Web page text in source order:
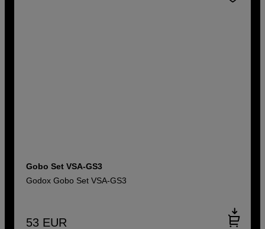
Gobo Set VSA-GS3
Godox Gobo Set VSA-GS3
53 EUR